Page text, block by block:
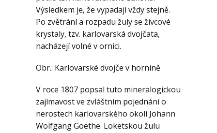
Výsledkem je, že vypadají vždy stejně.
Po zvětrání a rozpadu žuly se živcové
krystaly, tzv. karlovarská dvojčata,
nacházejí volné v ornici.
Obr.: Karlovarské dvojče v hornině
V roce 1807 popsal tuto mineralogickou
zajímavost ve zvláštním pojednání o
nerostech karlovarského okolí Johann
Wolfgang Goethe. Loketskou žulu